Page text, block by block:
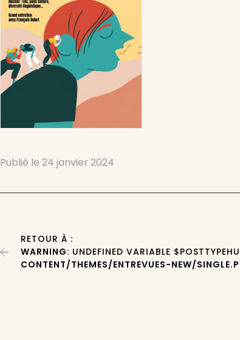
Publié le24 janvier 2024
RETOUR À :
WARNING: UNDEFINED VARIABLE
CONTENT/THEMES/ENTREVUES-NEW/